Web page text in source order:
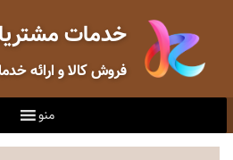
خدمات
فروش کالا و ارائه
منو